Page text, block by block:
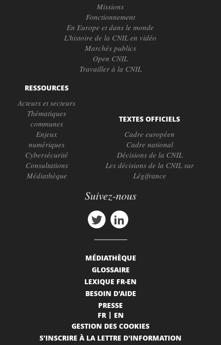
Missions
Fonctionnement
En Europe et dans le monde
L'histoire de la CNIL en vidéo
Marchés publics
Open CNIL
Travailler à la CNIL
RESSOURCES
Acteurs et secteurs
Thématiques
communes
Enjeux
numériques
Cybersécurité
Consultations
Médiathèque
TEXTES OFFICIELS
Cadre européen
Cadre national
Décisions de la CNIL
Les décisions de la CNIL sur
Légifrance
Suivez-nous
MÉDIATHÈQUE
GLOSSAIRE
LEXIQUE FR-EN
BESOIN D'AIDE
PRESSE
FR
EN
GESTION DES COOKIES
S'INSCRIRE À LA LETTRE D'INFORMATION